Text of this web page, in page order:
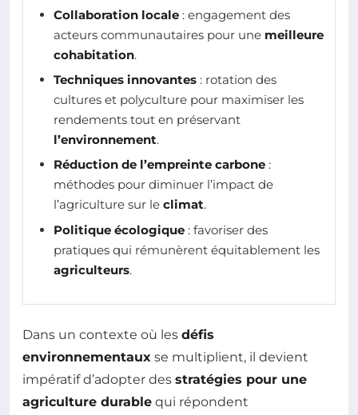
Collaboration locale : engagement des
acteurs communautaires pour une meilleure
cohabitation.
Techniques innovantes : rotation des
cultures et polyculture pour maximiser les
rendements tout en préservant
l’environnement.
Réduction de l’empreinte carbone :
méthodes pour diminuer l’impact de
l’agriculture sur le climat.
Politique écologique : favoriser des
pratiques qui rémunèrent équitablement les
agriculteurs.
Dans un contexte où les défis
environnementaux se multiplient, il devient
impératif d’adopter des stratégies pour une
agriculture durable qui répondent